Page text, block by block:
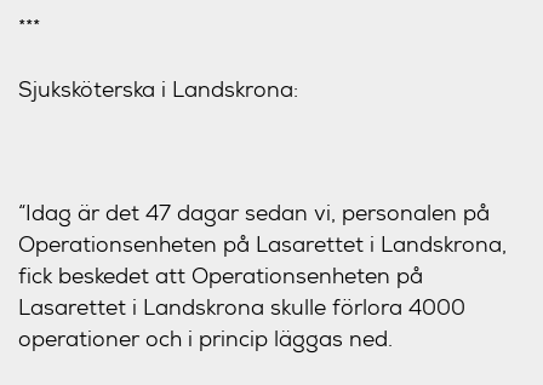
***
Sjuksköterska i Landskrona:
“Idag är det 47 dagar sedan vi, personalen på
Operationsenheten på Lasarettet i Landskrona,
fick beskedet att Operationsenheten på
Lasarettet i Landskrona skulle förlora 4000
operationer och i princip läggas ned.